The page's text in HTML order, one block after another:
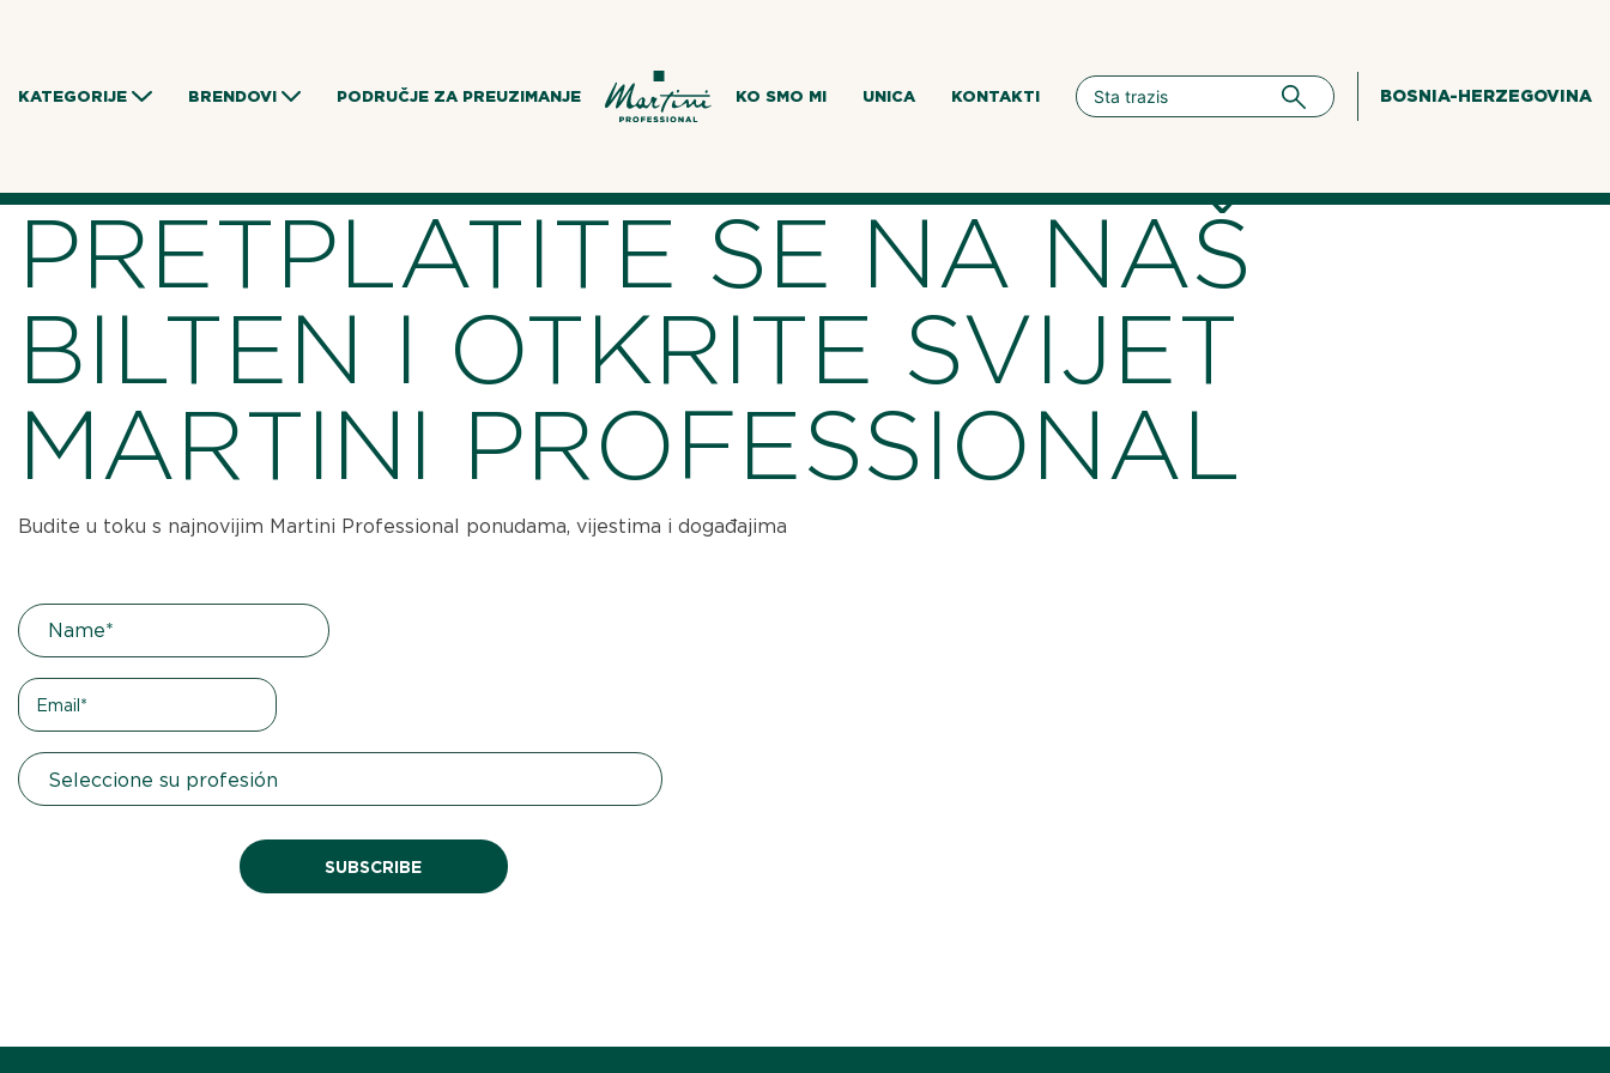
KATEGORIJE BRENDOVI PODRUČJE ZA PREUZIMANJE KO SMO MI UNICA KONTAKTI BOSNIA-HERZEGOVINA
PRETPLATITE SE NA NAŠ
BILTEN I OTKRITE SVIJET
MARTINI PROFESSIONAL
Budite u toku s najnovijim Martini Professional ponudama, vijestima i događajima